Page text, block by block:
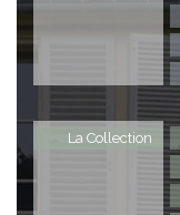
La Collection